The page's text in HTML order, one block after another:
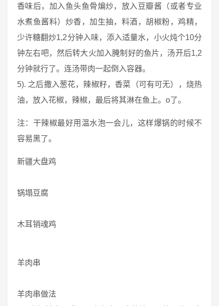
香味后，加入鱼头鱼骨煸炒，放入豆瓣酱（或者专业
水煮鱼酱料）炒香，加生抽，料酒，胡椒粉，鸡精，
少许糖翻炒1,2分钟入味，添入适量水，小火炖个10分
钟左右吧，然后转大火加入腌制好的鱼片，汤开后1,2
分钟就行了。连汤带肉一起倒入容器。
5). 之后撒入葱花，辣椒籽，香菜（可有可无），烧热
油，放入花椒，辣椒，最后将其淋在鱼上。o了。
注：干辣椒最好用温水泡一会儿，这样爆锅的时候不
容易黑了。
新疆大盘鸡
锅塌豆腐
木耳销魂鸡
羊肉串
羊肉串做法